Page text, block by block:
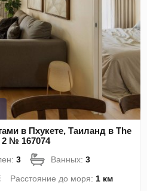
в Пхукете, Таиланд в The
2 № 167074
3 Ванных:3
Расстояние до моря: 1 км